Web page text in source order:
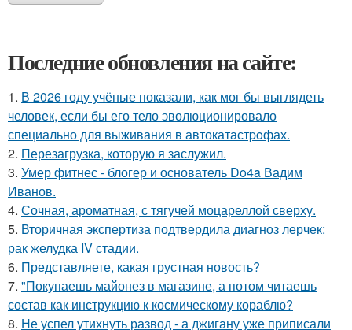
Последние обновления на сайте:
1. В 2026 году учёные показали, как мог бы выглядеть
человек, если бы его тело эволюционировало
специально для выживания в автокатастpoфах.
2. Перезагрузка, которую я заслужил.
3. Умер фитнес - блогер и основатель Do4a Вадим
Иванов.
4. Сочная, ароматная, с тягучей моцареллой сверху.
5. Вторичная экспертиза подтвердила диагноз лерчек:
рак желудка IV стадии.
6. Представляете, какая грустная новость?
7. "Покупаешь майонез в магазине, а потом читаешь
состав как инструкцию к космическому кораблю?
8. Не успел утихнуть развод - а джигану уже приписали